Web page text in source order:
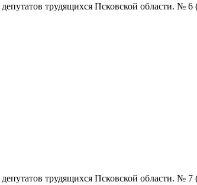
трудящихся Псковской области. №
трудящихся Псковской области. №